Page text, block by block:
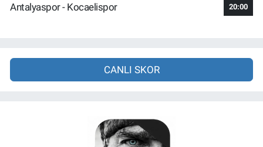
Antalyaspor - Kocaelispor 20:00
CANLI SKOR